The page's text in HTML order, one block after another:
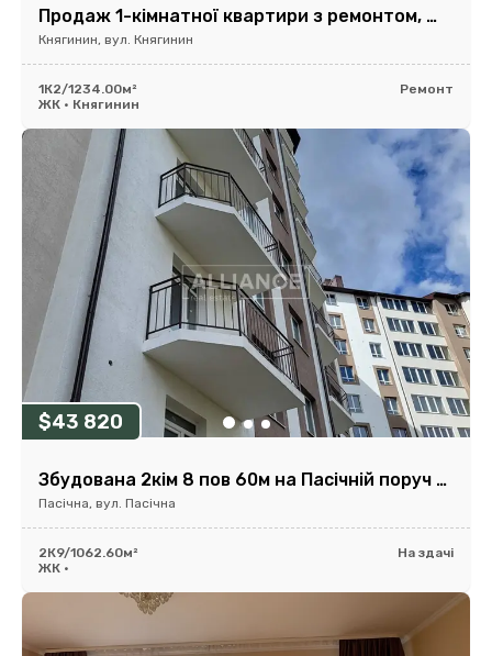
Продаж 1-кімнатної квартири з ремонтом, ЖК Княгинин
Княгинин, вул. Княгинин
1К2/1234.00м²
Ремонт
ЖК • Княгинин
$43 820
Збудована 2кім 8 пов 60м на Пасічній поруч обл лікарні біля річки
Пасічна, вул. Пасічна
2К9/1062.60м²
На здачі
ЖК •